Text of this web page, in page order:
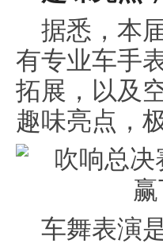
据悉，本
有专业车手
拓展，以及
趣味亮点，
车舞表演